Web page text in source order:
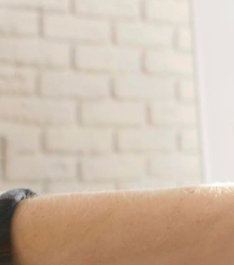
e capacidade de trabalho
interessado em trabalhar com